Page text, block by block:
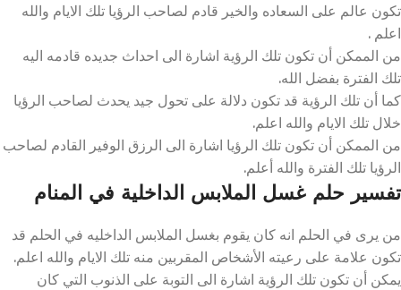
تكون عالم على السعاده والخير قادم لصاحب الرؤيا تلك الايام والله
اعلم .
من الممكن أن تكون تلك الرؤية اشارة الى احداث جديده قادمه اليه
تلك الفترة بفضل الله.
كما أن تلك الرؤية قد تكون دلالة على تحول جيد يحدث لصاحب الرؤيا
خلال تلك الايام والله اعلم.
من الممكن أن تكون تلك الرؤيا اشارة الى الرزق الوفير القادم لصاحب
الرؤيا تلك الفترة والله أعلم.
تفسير حلم غسل الملابس الداخلية في المنام
من يرى في الحلم انه كان يقوم بغسل الملابس الداخليه في الحلم قد
تكون علامة على رعيته الأشخاص المقربين منه تلك الايام والله اعلم.
يمكن أن تكون تلك الرؤية اشارة الى التوبة على الذنوب التي كان